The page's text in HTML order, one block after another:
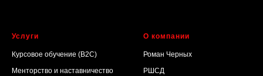
Услуги
Курсовое обучение (B2C)
Менторство и наставничество
О компании
Роман Черных
РШСД